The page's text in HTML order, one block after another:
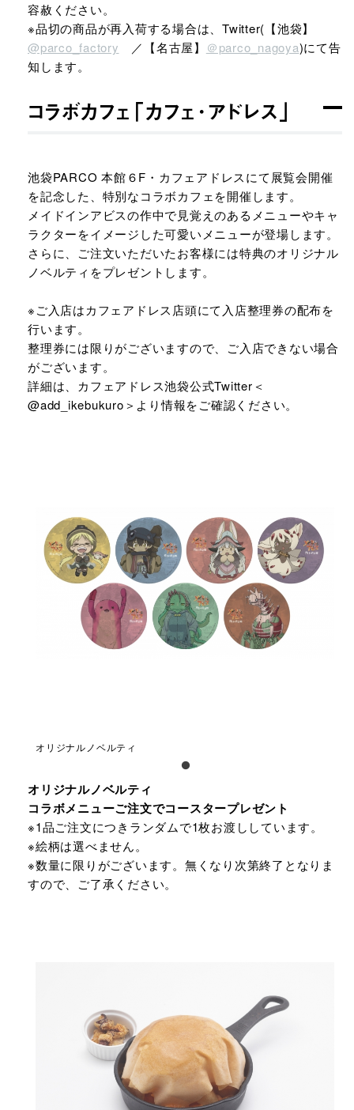
容赦ください。
※品切の商品が再入荷する場合は、Twitter(【池袋】
@parco_factory ／【名古屋】 ＠parco_nagoya)にて告
知します。
コラボカフェ「カフェ･アドレス」
池袋PARCO 本館６F・カフェアドレスにて展覧会開催
を記念した、特別なコラボカフェを開催します。
メイドインアビスの作中で見覚えのあるメニューやキャ
ラクターをイメージした可愛いメニューが登場します。
さらに、ご注文いただいたお客様には特典のオリジナル
ノベルティをプレゼントします。
※ご入店はカフェアドレス店頭にて入店整理券の配布を
行います。
整理券には限りがございますので、ご入店できない場合
がございます。
詳細は、カフェアドレス池袋公式Twitter＜
@add_ikebukuro＞より情報をご確認ください。
オリジナルノベルティ
オリジナルノベルティ
コラボメニューご注文でコースタープレゼント
※1品ご注文につきランダムで1枚お渡ししています。
※絵柄は選べません。
※数量に限りがございます。無くなり次第終了となりま
すので、ご了承ください。